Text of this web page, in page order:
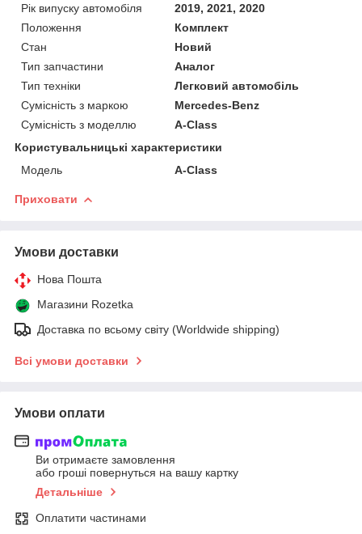
Рік випуску автомобіля
2019, 2021, 2020
Положення
Комплект
Стан
Новий
Тип запчастини
Аналог
Тип техніки
Легковий автомобіль
Сумісність з маркою
Mercedes-Benz
Сумісність з моделлю
A-Class
Користувальницькі характеристики
Мoдель
A-Class
Приховати
Умови доставки
Нова Пошта
Магазини Rozetka
Доставка по всьому світу (Worldwide shipping)
Всі умови доставки
Умови оплати
Ви отримаєте замовлення
або гроші повернуться на вашу картку
Детальніше
Оплатити частинами